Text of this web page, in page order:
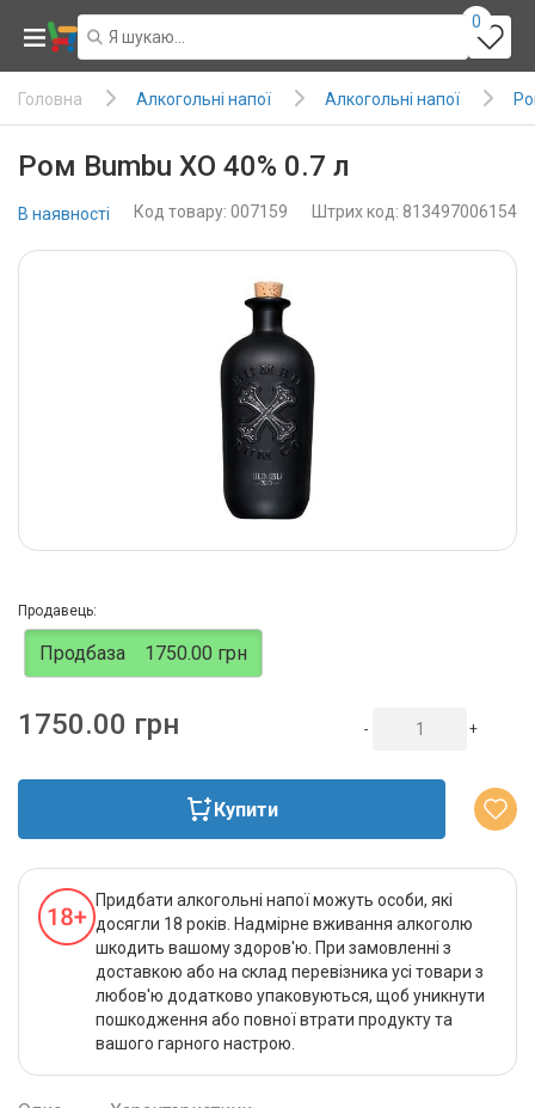
0
Головна Алкогольні напої Алкогольні напої
Ром Bumbu XO 40% 0.7 л
В наявності Код товару: 007159 Штрих код: 813497006154
Продавець:
Продбаза 1750.00 грн
1750.00 грн - +
Купити
Придбати алкогольні напої можуть особи, які
досягли 18 років. Надмірне вживання алкоголю
шкодить вашому здоров'ю. При замовленні з
доставкою або на склад перевізника усі товари з
любов'ю додатково упаковуються, щоб уникнути
пошкодження або повної втрати продукту та
вашого гарного настрою.